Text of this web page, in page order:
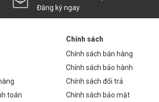
VNĐ.
năm. Sau 5 năm, tổng chi phí điện là 27.375.000
28.375.000 VNĐ.
VNĐ so với đèn pha halogen.
Đăng ký ngay.
toán
Chính sách
Chính sách bán hàng
Chính sách bảo hành
Chính sách đổi trả
Chính sách bảo mật